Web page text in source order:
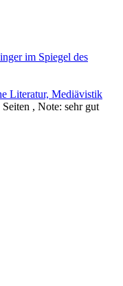
im Spiegel des
Literatur, Mediävistik
, Note: sehr gut